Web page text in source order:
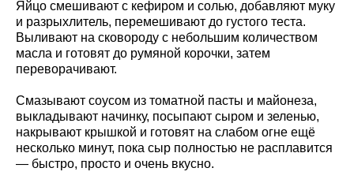
Яйцо смешивают с кефиром и солью, добавляют муку
и разрыхлитель, перемешивают до густого теста.
Выливают на сковороду с небольшим количеством
масла и готовят до румяной корочки, затем
переворачивают.
Смазывают соусом из томатной пасты и майонеза,
выкладывают начинку, посыпают сыром и зеленью,
накрывают крышкой и готовят на слабом огне ещё
несколько минут, пока сыр полностью не расплавится
— быстро, просто и очень вкусно.